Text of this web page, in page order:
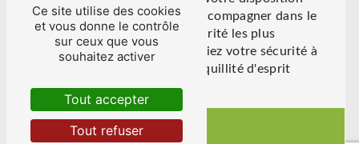
pour vous conseiller et vous accompagner dans le
choix des équipements de sécurité les plus
appropriés à vos besoins. Confiez votre sécurité à
Elkron et à LEM pour une tranquillité d'esprit
garantie.
En savoir plus
Ce site utilise des cookies
et vous donne le contrôle
sur ceux que vous
souhaitez activer
Tout accepter
Tout refuser